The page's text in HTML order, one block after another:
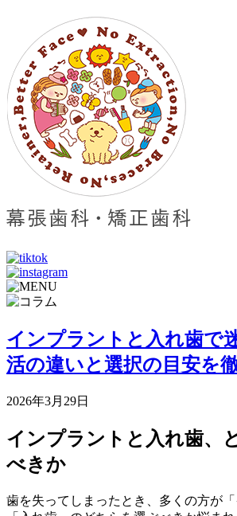
インプラントと入れ歯で
活の違いと選択の目安を
2026年3月29日
インプラントと入れ歯、
べきか
歯を失ってしまったとき、多くの方が